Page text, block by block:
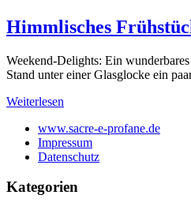
Himmlisches
Weekend-Delights: Ein
Stand unter einer Glasglocke ein
Weiterlesen
www.sacre-e-profane.de
Impressum
Datenschutz
Kategorien